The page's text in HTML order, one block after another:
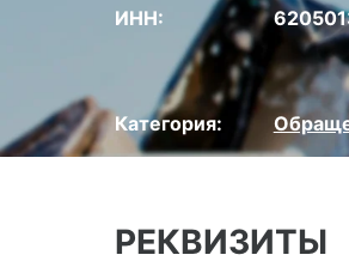
ИНН:
Категория:
РЕКВИЗИТЫ